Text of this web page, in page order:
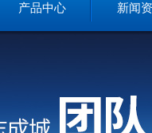
产品中心 新闻